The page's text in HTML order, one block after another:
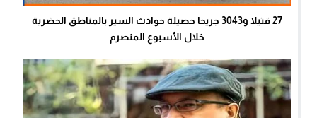
27 قتيلا و3043 جريحا حصيلة حوادث السير بالمناطق الحضرية
خلال الأسبوع المنصرم